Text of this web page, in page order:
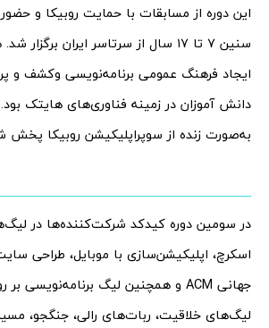
سنین ۷ تا ۱۷ سال از سرتاسر ایران
ایجاد فرهنگ عمومی برنامه‌نویسی وکشف و
دانش آموزان در زمینه فناوری‌های هایتک
به‌صورت زنده از سوپراپلیکیشن روبیکا پخش
در سومین دوره کیدکد شرکت‌کننده‌ها در
اسکرچ، اپلیکیشن‌سازی با موبایل، طراحی
لیگ‌های خلاقیت، ربات‌های رالی، جنگجو،